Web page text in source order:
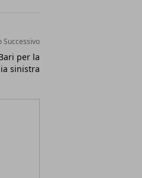
Successivo
per la
sinistra